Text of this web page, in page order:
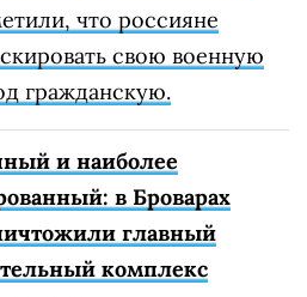
что россияне
свою военную
гражданскую.
и наиболее
в Броварах
главный
комплекс